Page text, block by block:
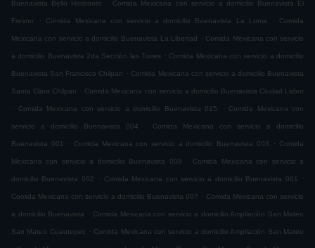
Buenavista Bello Horizonte Comida Mexicana con servicio a domicilio Buenavista El
Fresno . Comida Mexicana con servicio a domicilio Buenavista La Loma . Comida
Mexicana con servicio a domicilio Buenavista La Libertad . Comida Mexicana con servicio
a domicilio Buenavista 2da Sección las Torres . Comida Mexicana con servicio a domicilio
Buenavista San Francisco Chilpan . Comida Mexicana con servicio a domicilio Buenavista
Santa Clara Chilpan . Comida Mexicana con servicio a domicilio Buenavista Ciudad Labor
.
Comida Mexicana con servicio a domicilio Buenavista 015 . Comida Mexicana con
servicio a domicilio Buenavista 004 . Comida Mexicana con servicio a domicilio
Buenavista 001 . Comida Mexicana con servicio a domicilio Buenavista 003 . Comida
Mexicana con servicio a domicilio Buenavista 008 . Comida Mexicana con servicio a
domicilio Buenavista 002 . Comida Mexicana con servicio a domicilio Buenavista 061 .
Comida Mexicana con servicio a domicilio Buenavista 007 . Comida Mexicana con servicio
a domicilio Buenavista . Comida Mexicana con servicio a domicilio Ampliación San Mateo
San Mateo Cuautepec . Comida Mexicana con servicio a domicilio Ampliación San Mateo